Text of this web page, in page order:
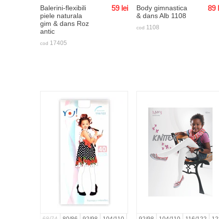
Balerini-flexibili
piele naturala
gim & dans Roz
antic
59 lei
cod 17405
Body gimnastica
& dans Alb 1108
89
cod 1108